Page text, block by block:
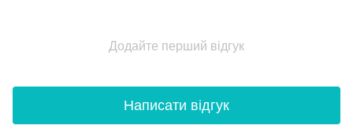
Додайте перший відгук
Написати відгук